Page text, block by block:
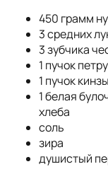
450 грамм
3 средних
3 зубчика
1 пучок
1 пучок кинзы
1 белая
хлеба
соль
зира
душистый